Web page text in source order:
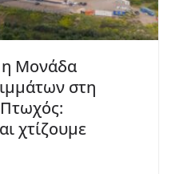
η Μονάδα
στη
χτίζουμε